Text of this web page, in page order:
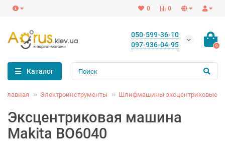
0
0
050-599-36-10
097-936-04-95
0
Каталог
Главная Электроинструменты Шлифмашины эксцентриковые
Эксцентриковая машина
Makita BO6040